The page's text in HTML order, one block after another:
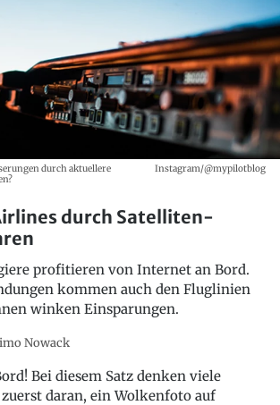
durch aktuellere
Instagram/@mypilotblog
durch Satelliten-
profitieren von Internet an Bord.
kommen auch den Fluglinien
winken Einsparungen.
Nowack
Bei diesem Satz denken viele
daran, ein Wolkenfoto auf